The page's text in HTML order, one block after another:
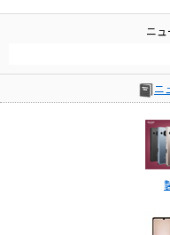
ニ
ニ